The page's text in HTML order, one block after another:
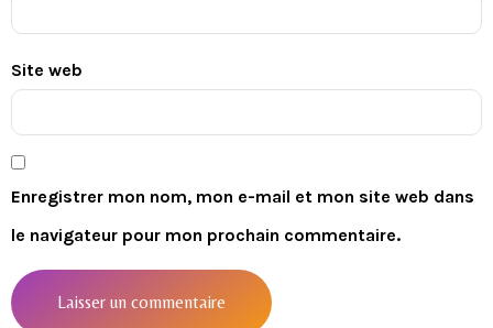
Site web
Enregistrer mon nom, mon e-mail et mon site web dans
le navigateur pour mon prochain commentaire.